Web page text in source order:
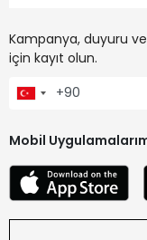
Kampanya, duyuru
için kayıt olun.
Mobil